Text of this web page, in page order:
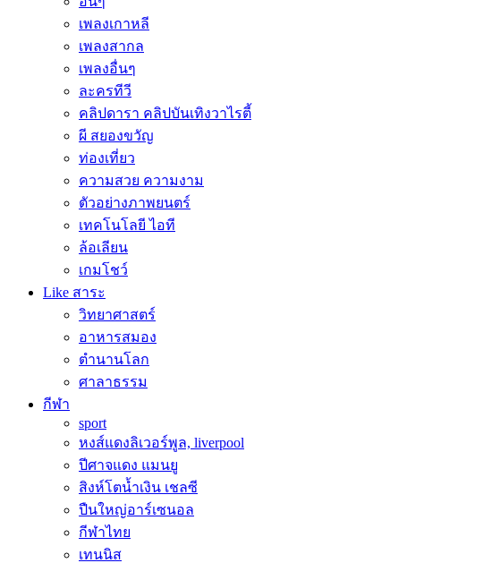
เพลงเกาหลี
เพลงสากล
เพลงอื่นๆ
ละครทีวี
คลิปดารา คลิปบันเทิงวาไรตี้
ผี สยองขวัญ
ท่องเที่ยว
ความสวย ความงาม
ตัวอย่างภาพยนตร์
เทคโนโลยี ไอที
ล้อเลียน
เกมโชว์
Like สาระ
วิทยาศาสตร์
อาหารสมอง
ตำนานโลก
ศาลาธรรม
กีฬา
sport
หงส์แดงลิเวอร์พูล, liverpool
ปีศาจแดง แมนยู
สิงห์โตน้ำเงิน เชลซี
ปืนใหญ่อาร์เซนอล
กีฬาไทย
เทนนิส